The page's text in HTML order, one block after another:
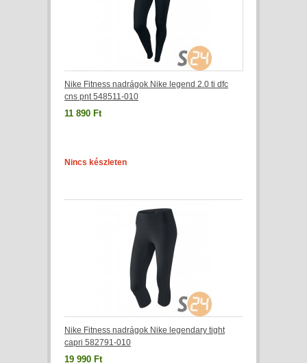
Nike Fitness nadrágok Nike legend 2.0 ti dfc
cns pnt 548511-010
11 890 Ft
Nincs készleten
Nike Fitness nadrágok Nike legendary tight
capri 582791-010
19 990 Ft